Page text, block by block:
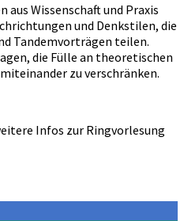
aus Wissenschaft und Praxis
und Denkstilen, die
Tandemvorträgen teilen.
die Fülle an theoretischen
zu verschränken.
Infos zur Ringvorlesung